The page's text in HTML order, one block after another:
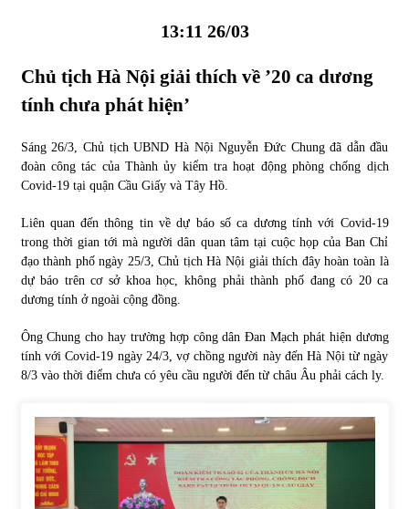
13:11 26/03
Chủ tịch Hà Nội giải thích về ’20 ca dương
tính chưa phát hiện’
Sáng 26/3, Chủ tịch UBND Hà Nội Nguyễn Đức Chung đã dẫn đầu
đoàn công tác của Thành ủy kiểm tra hoạt động phòng chống dịch
Covid-19 tại quận Cầu Giấy và Tây Hồ.
Liên quan đến thông tin về dự báo số ca dương tính với Covid-19
trong thời gian tới mà người dân quan tâm tại cuộc họp của Ban Chỉ
đạo thành phố ngày 25/3, Chủ tịch Hà Nội giải thích đây hoàn toàn là
dự báo trên cơ sở khoa học, không phải thành phố đang có 20 ca
dương tính ở ngoài cộng đồng.
Ông Chung cho hay trường hợp công dân Đan Mạch phát hiện dương
tính với Covid-19 ngày 24/3, vợ chồng người này đến Hà Nội từ ngày
8/3 vào thời điểm chưa có yêu cầu người đến từ châu Âu phải cách ly.